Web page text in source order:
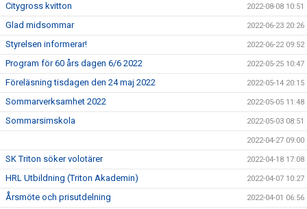
Citygross kvitton 2022-08-08 10:51
Glad midsommar 2022-06-23 20:26
Styrelsen informerar! 2022-06-22 09:52
Program för 60 års dagen 6/6 2022 2022-05-25 10:47
Föreläsning tisdagen den 24 maj 2022 2022-05-14 20:15
Sommarverksamhet 2022 2022-05-05 11:48
Sommarsimskola 2022-05-03 08:51
2022-04-27 09:00
SK Triton söker volotärer 2022-04-18 17:08
HRL Utbildning (Triton Akademin) 2022-04-07 10:27
Årsmöte och prisutdelning 2022-04-01 06:56